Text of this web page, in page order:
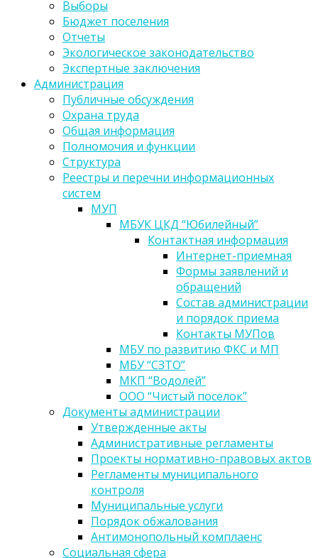
Выборы
Бюджет поселения
Отчеты
Экологическое законодательство
Экспертные заключения
Администрация
Публичные обсуждения
Охрана труда
Общая информация
Полномочия и функции
Структура
Реестры и перечни информационных
систем
МУП
МБУК ЦКД “Юбилейный”
Контактная информация
Интернет-приемная
Формы заявлений и
обращений
Состав администрации
и порядок приема
Контакты МУПов
МБУ по развитию ФКС и МП
МБУ “СЗТО”
МКП “Водолей”
ООО “Чистый поселок”
Документы администрации
Утвержденные акты
Административные регламенты
Проекты нормативно-правовых актов
Регламенты муниципального
контроля
Муниципальные услуги
Порядок обжалования
Антимонопольный комплаенс
Социальная сфера